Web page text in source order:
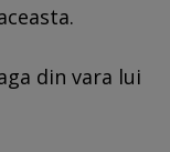
din vara lui